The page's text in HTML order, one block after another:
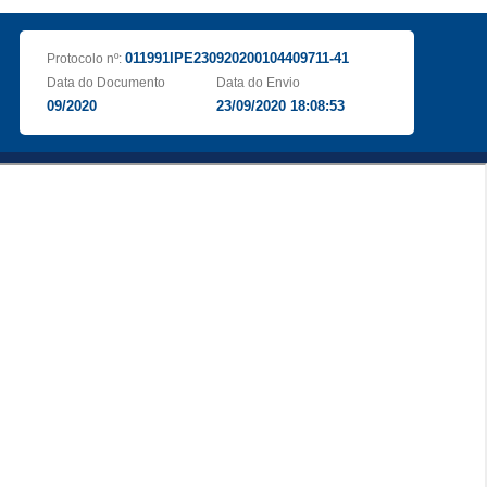
Protocolo nº: 011991IPE230920200104409711-41
Data do Documento
09/2020
Data do Envio
23/09/2020 18:08:53